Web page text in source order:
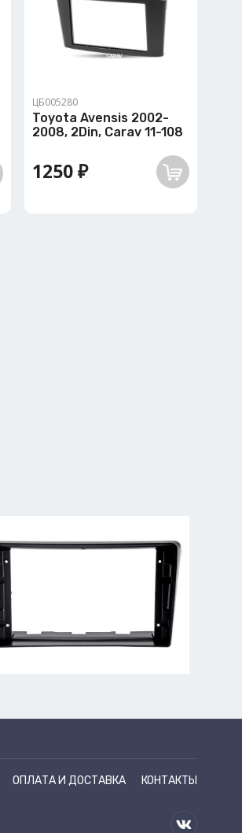
ЦБ005280
Toyota Avensis 2002-
2008, 2Din, Carav 11-108
1250 ₽
ОПЛАТА И ДОСТАВКА КОНТАКТЫ